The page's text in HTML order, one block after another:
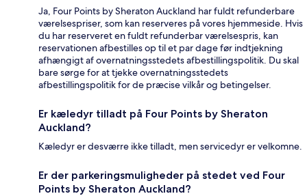
Ja, Four Points by Sheraton Auckland har fuldt refunderbare
værelsespriser, som kan reserveres på vores hjemmeside. Hvis
du har reserveret en fuldt refunderbar værelsespris, kan
reservationen afbestilles op til et par dage før indtjekning
afhængigt af overnatningsstedets afbestillingspolitik. Du skal
bare sørge for at tjekke overnatningsstedets
afbestillingspolitik for de præcise vilkår og betingelser.
Er kæledyr tilladt på Four Points by Sheraton
Auckland?
Kæledyr er desværre ikke tilladt, men servicedyr er velkomne.
Er der parkeringsmuligheder på stedet ved Four
Points by Sheraton Auckland?